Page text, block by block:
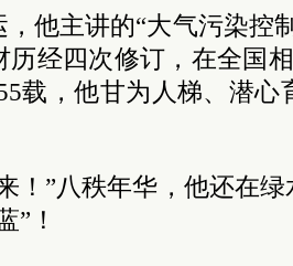
，他主讲的“大气污染控
历经四次修订，在全国
载，他甘为人梯、潜
！”八秩年华，他还在
”！